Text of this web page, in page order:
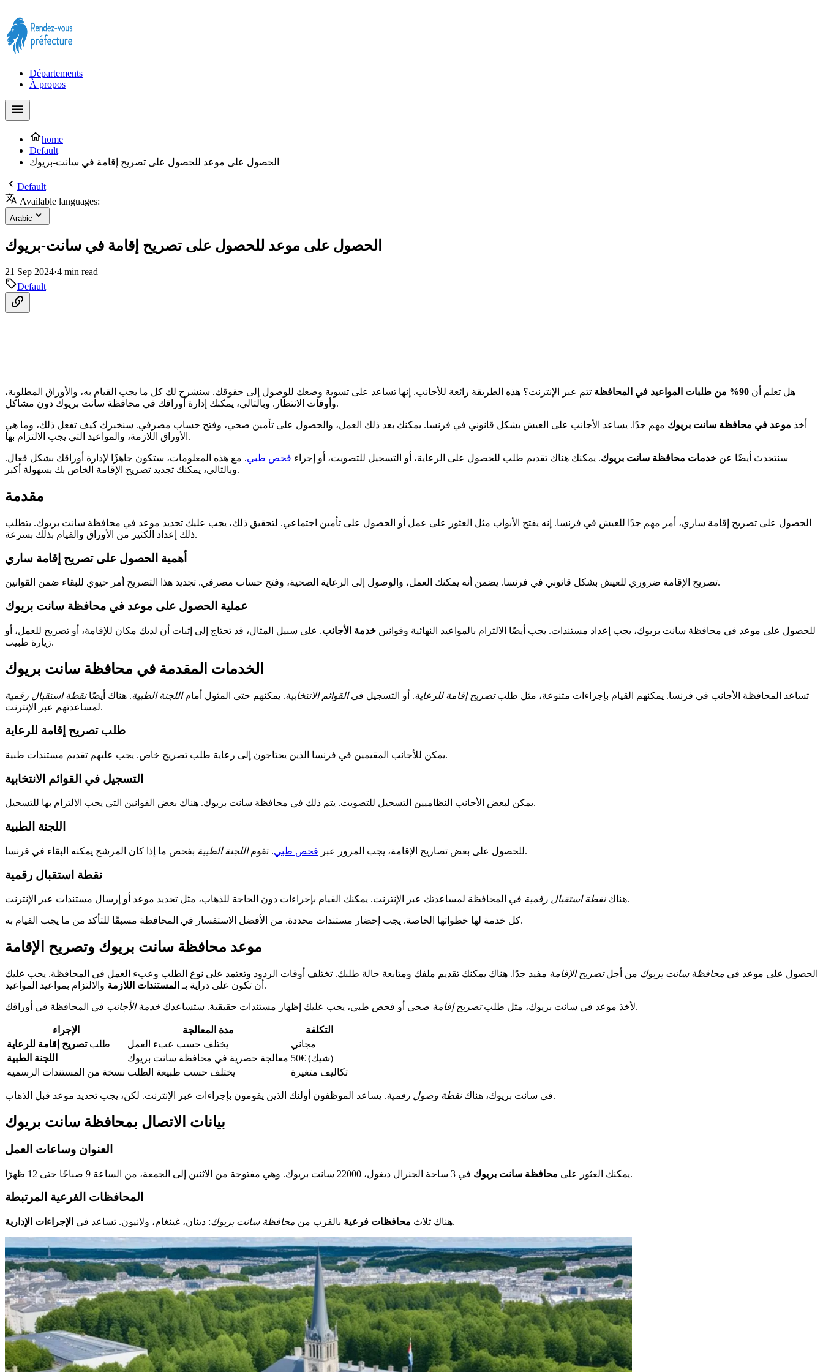
Départements
À propos
home
Default
الحصول على موعد للحصول على تصريح إقامة في سانت-بريوك
Default
Available languages:
Arabic
الحصول على موعد للحصول على تصريح إقامة في سانت-بريوك
21 Sep 2024·4 min read
Default
هل تعلم أن 90% من طلبات المواعيد في المحافظة
تتم عبر الإنترنت؟ هذه الطريقة رائعة للأجانب. إنها تساعد على تسوية وضعك للوصول إلى حقوقك. سنشرح لك كل ما يجب القيام به، والأوراق المطلوبة،
وأوقات الانتظار. وبالتالي، يمكنك إدارة أوراقك في محافظة سانت بريوك دون مشاكل.
أخذ موعد في محافظة سانت بريوك مهم جدًا. يساعد الأجانب على العيش بشكل قانوني في فرنسا. يمكنك بعد ذلك العمل، والحصول على تأمين صحي، وفتح حساب مصرفي. سنخبرك كيف تفعل ذلك، وما هي
الأوراق اللازمة، والمواعيد التي يجب الالتزام بها.
سنتحدث أيضًا عن خدمات محافظة سانت بريوك. يمكنك هناك تقديم طلب للحصول على الرعاية، أو التسجيل للتصويت، أو إجراء فحص طبي. مع هذه المعلومات، ستكون جاهزًا لإدارة أوراقك بشكل فعال.
وبالتالي، يمكنك تجديد تصريح الإقامة الخاص بك بسهولة أكبر.
مقدمة
الحصول على تصريح إقامة ساري، أمر مهم جدًا للعيش في فرنسا. إنه يفتح الأبواب مثل العثور على عمل أو الحصول على تأمين اجتماعي. لتحقيق ذلك، يجب عليك تحديد موعد في محافظة سانت بريوك. يتطلب
ذلك إعداد الكثير من الأوراق والقيام بذلك بسرعة.
أهمية الحصول على تصريح إقامة ساري
تصريح الإقامة ضروري للعيش بشكل قانوني في فرنسا. يضمن أنه يمكنك العمل، والوصول إلى الرعاية الصحية، وفتح حساب مصرفي. تجديد هذا التصريح أمر حيوي للبقاء ضمن القوانين.
عملية الحصول على موعد في محافظة سانت بريوك
للحصول على موعد في محافظة سانت بريوك، يجب إعداد مستندات. يجب أيضًا الالتزام بالمواعيد النهائية وقوانين خدمة الأجانب. على سبيل المثال، قد تحتاج إلى إثبات أن لديك مكان للإقامة، أو تصريح للعمل، أو
زيارة طبيب.
الخدمات المقدمة في محافظة سانت بريوك
تساعد المحافظة الأجانب في فرنسا. يمكنهم القيام بإجراءات متنوعة، مثل طلبتصريح إقامة للرعاية. أو التسجيل فيالقوائم الانتخابية. يمكنهم حتى المثول أماماللجنة الطبية. هناك أيضًانقطة استقبال رقمية
لمساعدتهم عبر الإنترنت.
طلب تصريح إقامة للرعاية
يمكن للأجانب المقيمين في فرنسا الذين يحتاجون إلى رعاية طلب تصريح خاص. يجب عليهم تقديم مستندات طبية.
التسجيل في القوائم الانتخابية
يمكن لبعض الأجانب النظاميين التسجيل للتصويت. يتم ذلك في محافظة سانت بريوك. هناك بعض القوانين التي يجب الالتزام بها للتسجيل.
اللجنة الطبية
للحصول على بعض تصاريح الإقامة، يجب المرور عبر فحص طبي. تقوماللجنة الطبية بفحص ما إذا كان المرشح يمكنه البقاء في فرنسا.
نقطة استقبال رقمية
هناكنقطة استقبال رقمية في المحافظة لمساعدتك عبر الإنترنت. يمكنك القيام بإجراءات دون الحاجة للذهاب، مثل تحديد موعد أو إرسال مستندات عبر الإنترنت.
كل خدمة لها خطواتها الخاصة. يجب إحضار مستندات محددة. من الأفضل الاستفسار في المحافظة مسبقًا للتأكد من ما يجب القيام به.
موعد محافظة سانت بريوك وتصريح الإقامة
الحصول على موعد في محافظة سانت بريوك من أجلتصريح الإقامة مفيد جدًا. هناك يمكنك تقديم ملفك ومتابعة حالة طلبك. تختلف أوقات الردود وتعتمد على نوع الطلب وعبء العمل في المحافظة. يجب عليك
أن تكون على دراية بـ المستندات اللازمة والالتزام بمواعيد المواعيد.
لأخذ موعد في سانت بريوك، مثل طلبتصريح إقامة صحي أو فحص طبي، يجب عليك إظهار مستندات حقيقية. ستساعدك خدمة الأجانب في المحافظة في أوراقك.
الإجراء مدة المعالجة
التكلفة
طلبتصريح إقامة للرعاية يختلف حسب عبء العمل
مجاني
اللجنة الطبية
معالجة حصرية في محافظة سانت بريوك
50€ (شيك)
نسخة من المستندات الرسمية يختلف حسب طبيعة الطلب تكاليف متغيرة
في سانت بريوك، هناكنقطة وصول رقمية . يساعد الموظفون أولئك الذين يقومون بإجراءات عبر الإنترنت. لكن، يجب تحديد موعد قبل الذهاب.
بيانات الاتصال بمحافظة سانت بريوك
العنوان وساعات العمل
يمكنك العثور على محافظة سانت بريوك في 3 ساحة الجنرال ديغول، 22000 سانت بريوك. وهي مفتوحة من الاثنين إلى الجمعة، من الساعة 9 صباحًا حتى 12 ظهرًا.
المحافظات الفرعية المرتبطة
هناك ثلاث محافظات فرعية بالقرب من محافظة سانت بريوك: دينان، غينغام، ولانيون. تساعد في الإجراءات الإدارية .